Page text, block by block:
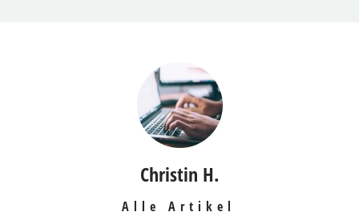
Christin H.
Alle Artikel